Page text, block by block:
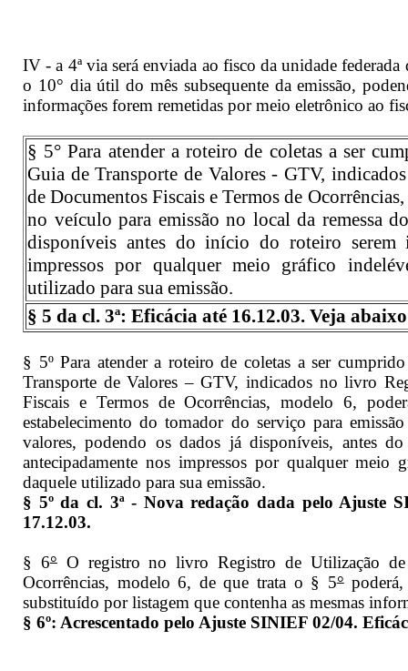
IV - a 4ª via será enviada ao fisco da unidade
o 10° dia útil do mês subsequente da emissão,
informações forem remetidas por meio eletrônico ao
§ 5° Para atender a roteiro de coletas a ser
Guia de Transporte de Valores - GTV,
de Documentos Fiscais e Termos de
no veículo para emissão no local da remessa
disponíveis antes do início do roteiro serem
impressos por qualquer meio gráfico
utilizado para sua emissão.
§ 5 da cl. 3ª: Eficácia até 16.12.03. Veja
§ 5º Para atender a roteiro de coletas a ser
Transporte de Valores – GTV, indicados no livro
Fiscais e Termos de Ocorrências, modelo 6,
estabelecimento do tomador do serviço para
valores, podendo os dados já disponíveis, antes
antecipadamente nos impressos por qualquer meio
daquele utilizado para sua emissão.
§ 5º da cl. 3ª - Nova redação dada pelo Ajuste
17.12.03.
§ 6°O registro no livro Registro de Utilização de
Ocorrências, modelo 6, de que trata o § 5°poderá,
substituído por listagem que contenha as mesmas
§ 6º: Acrescentado pelo Ajuste SINIEF 02/04.